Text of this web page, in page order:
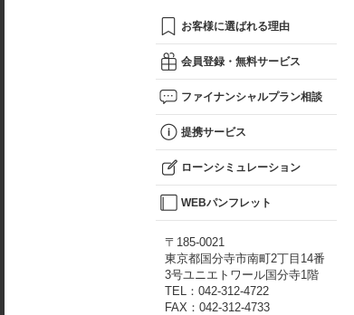
お客様に選ばれる理由
会員登録・無料サービス
ファイナンシャルプラン相談
提携サービス
ローンシミュレーション
WEBパンフレット
〒185-0021
東京都国分寺市南町2丁目14番
3号ユニエトワール国分寺1階
TEL：042-312-4722
FAX：042-312-4733